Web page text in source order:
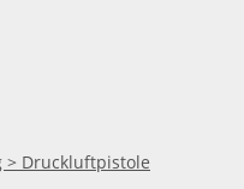
> Druckluftpistole